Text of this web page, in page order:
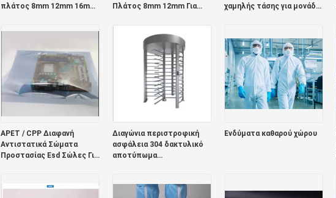
πλάτος 8mm 12mm 16mm
Πλάτος 8mm 12mm Για
χαμηλής τάσης για μονάδα
APET / CPP Διαφανή
Αντιστατικά Σώματα
Προστασίας Esd Σώλες Για
Διαγώνια περιστροφική
ασφάλεια 304 δακτυλικό
αποτύπωμα
Ενδύματα καθαρού χώρου